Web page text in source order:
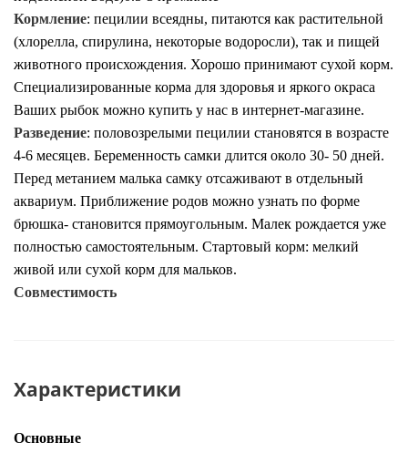
Кормление: пецилии всеядны, питаются как растительной
(хлорелла, спирулина, некоторые водоросли), так и пищей
животного происхождения. Хорошо принимают сухой корм.
Специализированные корма для здоровья и яркого окраса
Ваших рыбок можно купить у нас в интернет-магазине.
Разведение: половозрелыми пецилии становятся в возрасте
4-6 месяцев. Беременность самки длится около 30- 50 дней.
Перед метанием малька самку отсаживают в отдельный
аквариум. Приближение родов можно узнать по форме
брюшка- становится прямоугольным. Малек рождается уже
полностью самостоятельным. Стартовый корм: мелкий
живой или сухой корм для мальков.
Совместимость
Характеристики
Основные